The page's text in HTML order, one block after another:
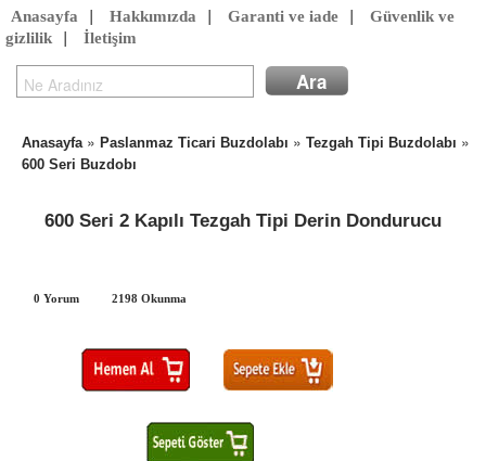
Anasayfa Hakkımızda Garanti ve iade
Güvenlik ve
gizlilik
İletişim
Anasayfa» Paslanmaz Ticari Buzdolabı » Tezgah Tipi Buzdolabı »
600 Seri Buzdobı
600 Seri 2 Kapılı Tezgah Tipi Derin Dondurucu
0 Yorum 2198 Okunma